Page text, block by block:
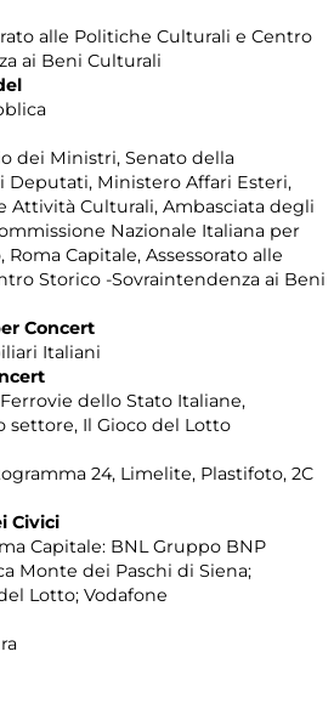
alle Politiche Culturali e Centro
ai Beni Culturali
dei Ministri, Senato della
Deputati, Ministero Affari Esteri,
Attività Culturali, Ambasciata degli
Nazionale Italiana per
Roma Capitale, Assessorato alle
Storico -Sovraintendenza ai Beni
Concert
Italiani
dello Stato Italiane,
settore, Il Gioco del Lotto
24, Limelite, Plastifoto, 2C
Civici
Capitale: BNL Gruppo BNP
Monte dei Paschi di Siena;
Lotto; Vodafone